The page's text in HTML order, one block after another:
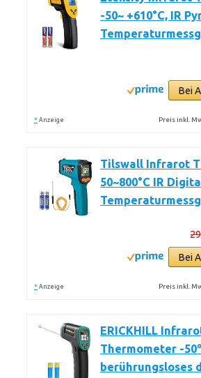
-50~ +610°C, IR
Bei
* Anzeige Preis inkl.
Tilswall Infrarot
50~800°C IR
Bei
* Anzeige Preis inkl.
ERICKHILL
Thermometer -
berührungsloses